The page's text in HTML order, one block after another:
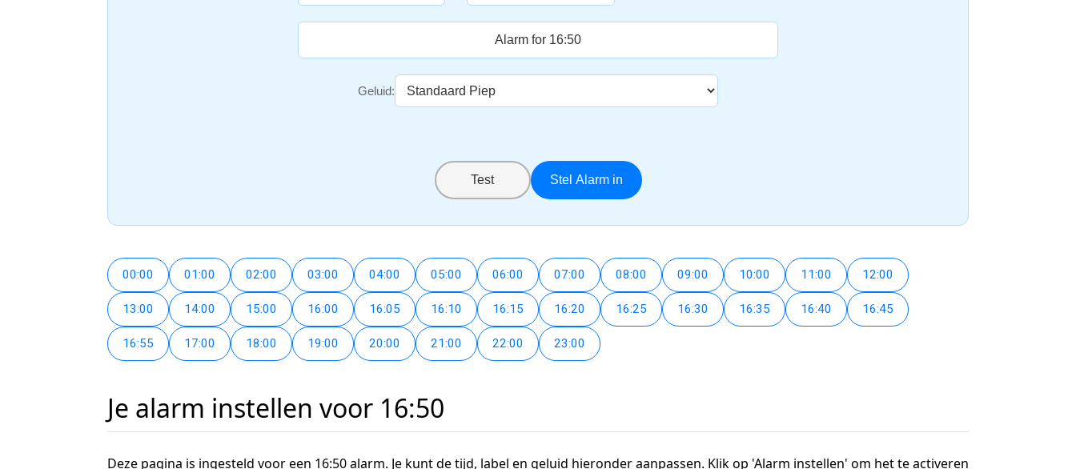
Geluid:
Test Stel Alarm in
00:00 01:00 02:00 03:00 04:00 05:00 06:00 07:00 08:00 09:00 10:00 11:00 12:00
13:00 14:00 15:00 16:00 16:05 16:10 16:15 16:20 16:25 16:30 16:35 16:40 16:45
16:55 17:00 18:00 19:00 20:00 21:00 22:00 23:00
Je alarm instellen voor 16:50
Deze pagina is ingesteld voor een 16:50 alarm. Je kunt de tijd, label en geluid hieronder aanpassen. Klik op 'Alarm instellen' om het te activeren